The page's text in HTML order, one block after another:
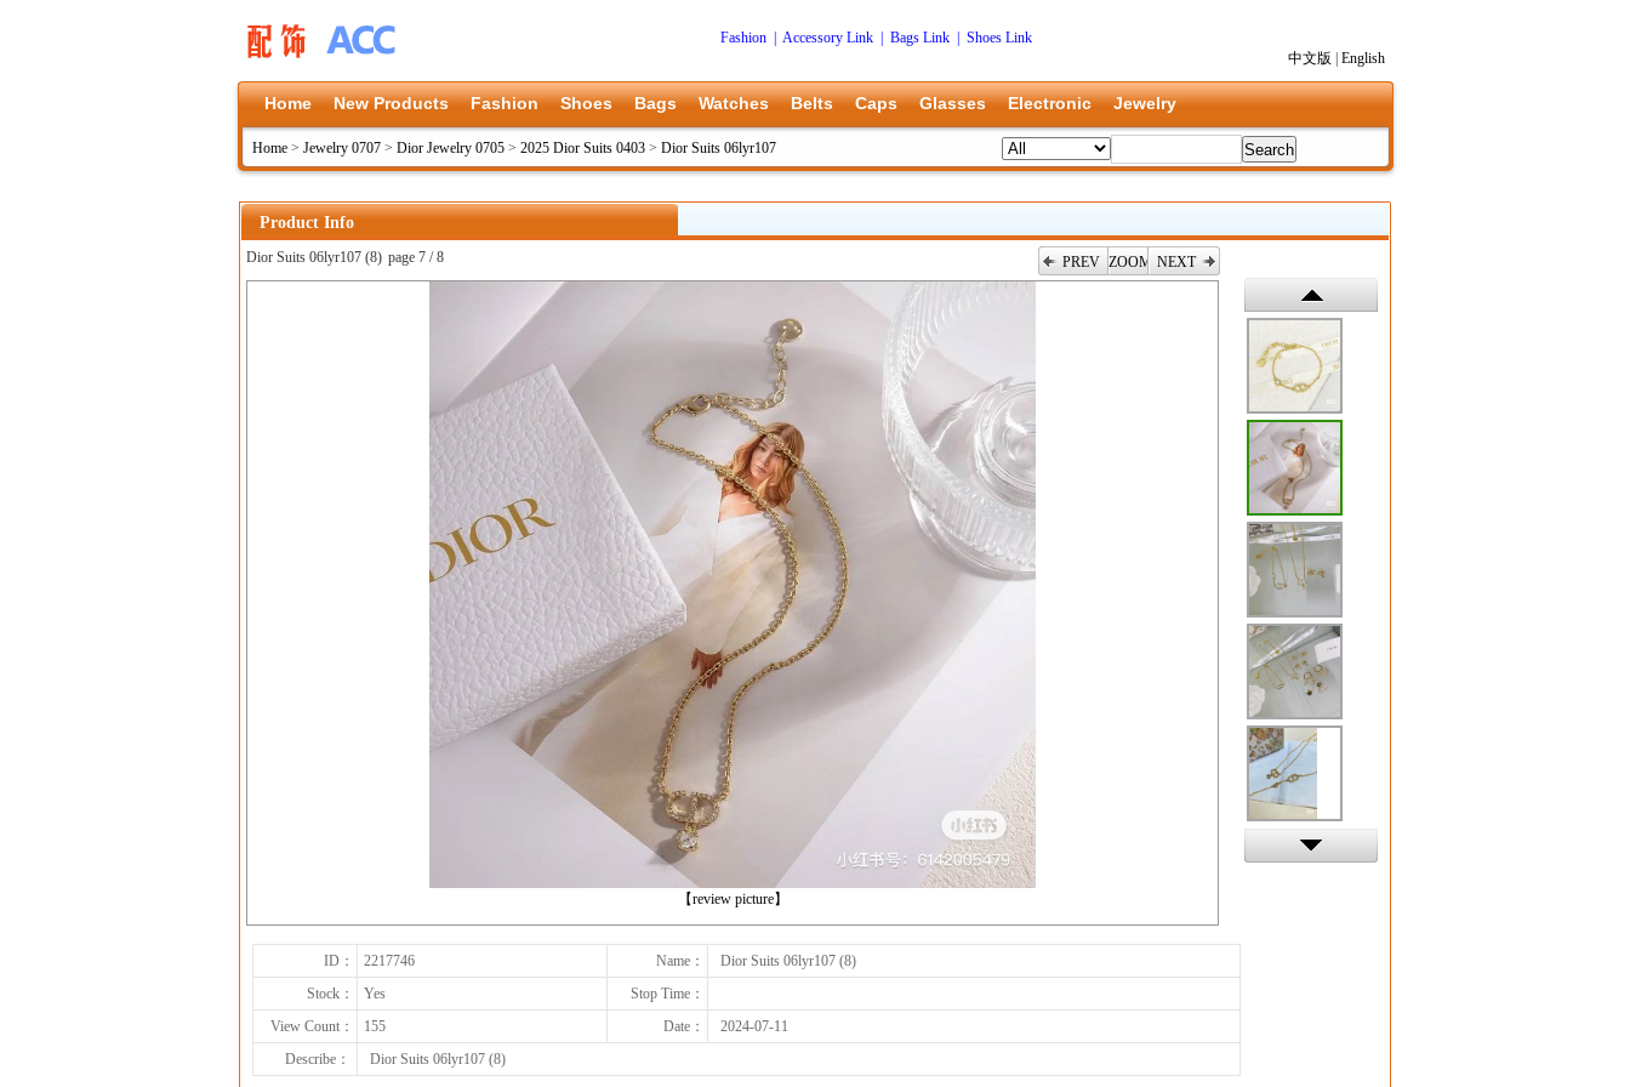
Fashion Accessory Link Bags Link
Shoes Link
中文版
English
Home New Products Fashion Shoes Bags Watches Belts Caps Glasses Electronic Jewelry
Home > Jewelry 0707 > Dior Jewelry 0705 > 2025 Dior Suits 0403 > Dior Suits 06lyr107
Product Info
Dior Suits 06lyr107 (8) page 7 / 8 PREV ZOOM NEXT
【review picture】
下一张
ID： 2217746 Name：
Dior Suits 06lyr107 (8)
Stock：
Yes
Stop Time：
View Count：
155 Date：
2024-07-11
Describe：
Dior Suits 06lyr107 (8)